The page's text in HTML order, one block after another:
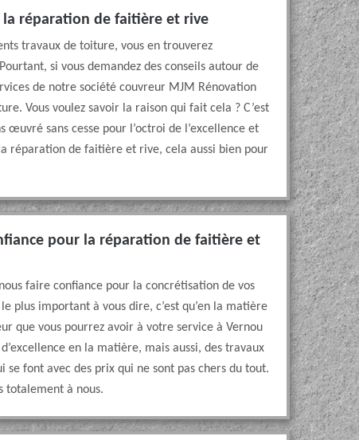
réparation de faitière et rive
travaux de toiture, vous en trouverez
si vous demandez des conseils autour de
de notre société couvreur MJM Rénovation
Vous voulez savoir la raison qui fait cela ? C’est
œuvré sans cesse pour l’octroi de l’excellence et
réparation de faitière et rive, cela aussi bien pour
pour la réparation de faitière et
faire confiance pour la concrétisation de vos
plus important à vous dire, c’est qu’en la matière
que vous pourrez avoir à votre service à Vernou
en la matière, mais aussi, des travaux
font avec des prix qui ne sont pas chers du tout.
totalement à nous.